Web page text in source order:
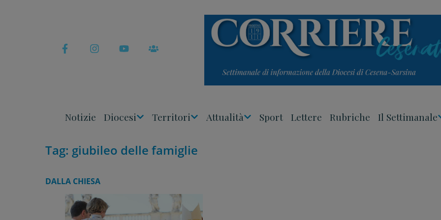
Notizie Diocesi Territori Attualità Sport Lettere Rubriche Il Settimanale
Tag: giubileo delle famiglie
DALLA CHIESA